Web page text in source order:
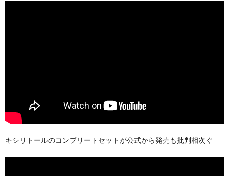
キシリトールのコンプリートセットが公式から発売も批判相次ぐ